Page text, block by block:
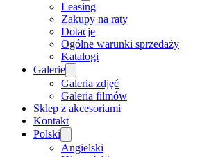
Leasing
Zakupy na raty
Dotacje
Ogólne warunki sprzedaży
Katalogi
Galerie
Galeria zdjęć
Galeria filmów
Sklep z akcesoriami
Kontakt
Polski
Angielski